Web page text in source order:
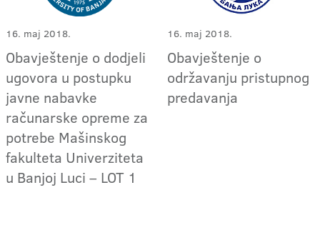
16. maj 2018.
Obavještenje o dodjeli
ugovora u postupku
javne nabavke
računarske opreme za
potrebe Mašinskog
fakulteta Univerziteta
u Banjoj Luci – LOT 1
16. maj 2018.
Obavještenje o
održavanju pristupnog
predavanja